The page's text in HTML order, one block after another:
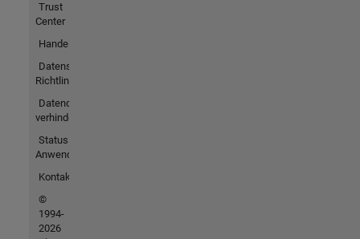
Trust
Center
Handelsmarken
Datenschutz-
Richtlinien
Datendiebstahl
verhindern
Status von
Anwendungen
Kontakt
©
1994-
2026